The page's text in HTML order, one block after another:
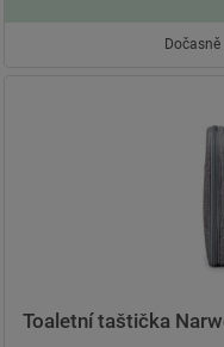
Toaletní taštička